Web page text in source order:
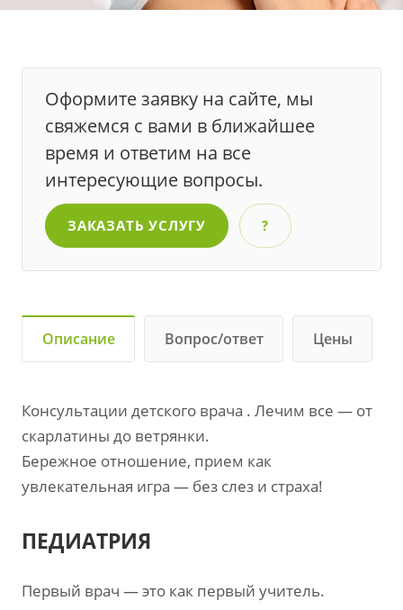
Оформите заявку на сайте, мы
свяжемся с вами в ближайшее
время и ответим на все
интересующие вопросы.
ЗАКАЗАТЬ УСЛУГУ ?
Описание Вопрос/ответ Цены
Консультации детского врача . Лечим все — от
скарлатины до ветрянки.
Бережное отношение, прием как
увлекательная игра — без слез и страха!
ПЕДИАТРИЯ
Первый врач — это как первый учитель.